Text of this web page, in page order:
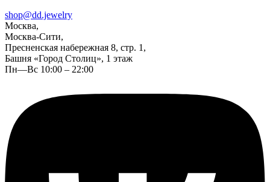
shop@dd.jewelry
Москва,
Москва-Сити,
Пресненская набережная 8, стр. 1,
Башня «Город Столиц», 1 этаж
Пн—Вс 10:00 – 22:00